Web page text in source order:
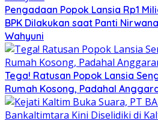
Pengadaan Popok Lansia Rp1
BPK Dilakukan saat Panti
Wahyuni
Tega! Ratusan Popok Lansia
Rumah Kosong, Padahal